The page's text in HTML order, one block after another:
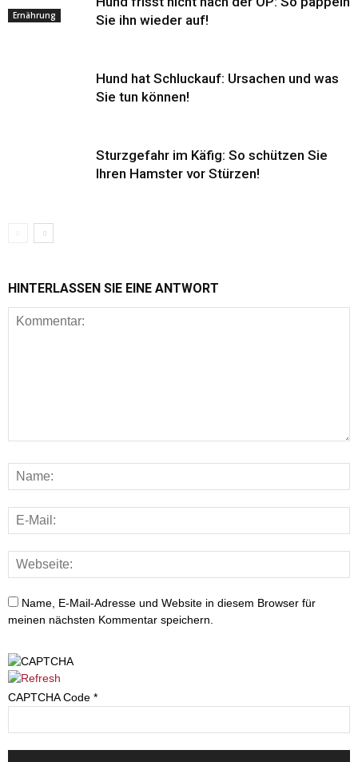
Ernährung
Sie ihn wieder auf!
Hund hat Schluckauf: Ursachen und was
Sie tun können!
Sturzgefahr im Käfig: So schützen Sie
Ihren Hamster vor Stürzen!
HINTERLASSEN SIE EINE ANTWORT
Name, E-Mail-Adresse und Website in diesem Browser für
meinen nächsten Kommentar speichern.
CAPTCHA Code *